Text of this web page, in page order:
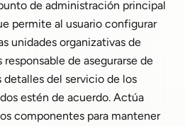
de administración principal
permite al usuario configurar
unidades organizativas de
de asegurarse de
detalles del servicio de los
estén de acuerdo. Actúa
componentes para mantener